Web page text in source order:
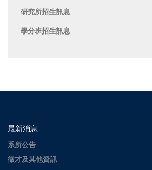
研究所招生訊息
學分班招生訊息
最新消息
系所公告
徵才及其他資訊